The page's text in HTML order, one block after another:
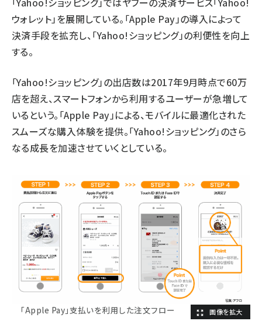
ウォレット」を展開している。「Apple Pay」の導入によって
決済手段を拡充し、「Yahoo!ショッピング」の利便性を向上
する。
「Yahoo!ショッピング」の出店数は2017年9月時点で60万
店を超え、スマートフォンから利用するユーザーが急増して
いるという。「Apple Pay」による、モバイルに最適化された
スムーズな購入体験を提供。「Yahoo!ショッピング」のさら
なる成長を加速させていくとしている。
「Apple Pay」支払いを利用した注文フロー